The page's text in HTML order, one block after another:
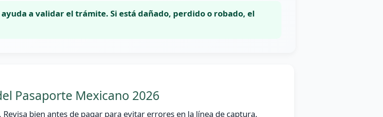
a validar el trámite. Si está dañado, perdido o robado, el
Pasaporte Mexicano 2026
bien antes de pagar para evitar errores en la línea de captura.